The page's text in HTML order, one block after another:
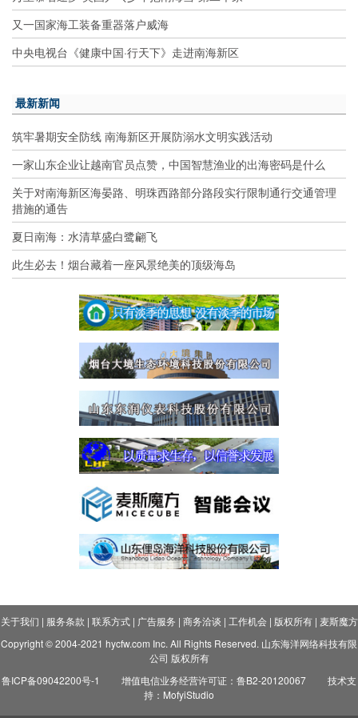
又一国家海工装备重器落户威海
中央电视台《健康中国·行天下》走进南海新区
最新新闻
筑牢暑期安全防线 南海新区开展防溺水文明实践活动
一家山东企业让越南官员点赞，中国智慧渔业的出海密码是什么
关于对南海新区海晏路、明珠西路部分路段实行限制通行交通管理
措施的通告
夏日南海：水清草盛白鹭翩飞
此生必去！烟台藏着一座风景绝美的顶级海岛
关于我们 | 服务条款 | 联系方式| 广告服务 | 商务洽谈 | 工作机会| 版权所有| 麦斯魔方
Copyright © 2004-2021 hycfw.com Inc. All Rights Reserved. 山东海洋网络科技有限
公司 版权所有
鲁ICP备09042200号-1
增值电信业务经营许可证：鲁B2-20120067
技术支
持：MofyiStudio